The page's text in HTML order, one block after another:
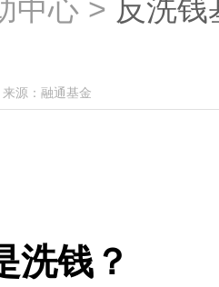
中心 > 反洗钱
源：融通基金
洗钱？